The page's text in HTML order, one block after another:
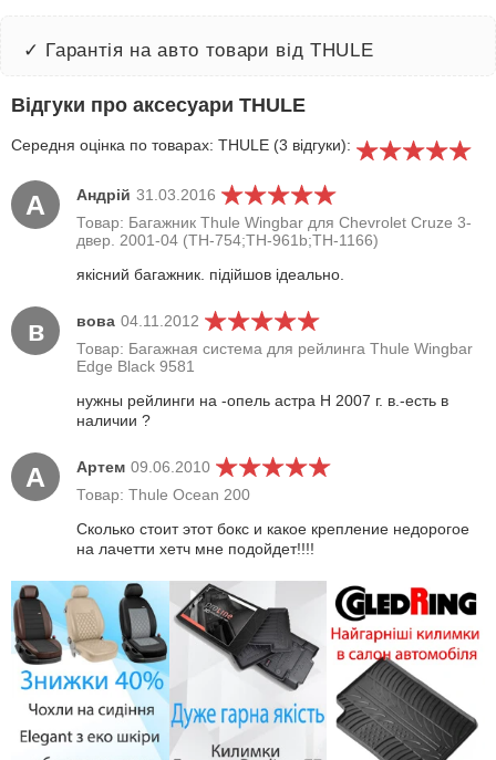
✓ Гарантія на авто товари від THULE
Відгуки про аксесуари THULE
Середня оцінка по товарах: THULE (3 відгуки):
А Андрій 31.03.2016
Товар: Багажник Thule Wingbar для Chevrolet Cruze 3-
двер. 2001-04 (TH-754;TH-961b;TH-1166)
якісний багажник. підійшов ідеально.
в вова 04.11.2012
Товар: Багажная система для рейлинга Thule Wingbar
Edge Black 9581
нужны рейлинги на -опель астра H 2007 г. в.-есть в
наличии ?
А Артем 09.06.2010
Товар: Thule Ocean 200
Сколько стоит этот бокс и какое крепление недорогое
на лачетти хетч мне подойдет!!!!